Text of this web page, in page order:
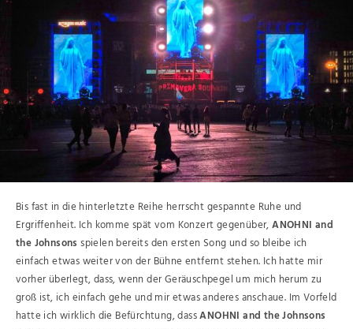
Bis fast in die hinterletzte Reihe herrscht gespannte Ruhe und
Ergriffenheit. Ich komme spät vom Konzert gegenüber,ANOHNI and
the Johnsons spielen bereits den ersten Song und so bleibe ich
einfach etwas weiter von der Bühne entfernt stehen. Ich hatte mir
vorher überlegt, dass, wenn der Geräuschpegel um mich herum zu
groß ist, ich einfach gehe und mir etwas anderes anschaue. Im Vorfeld
hatte ich wirklich die Befürchtung, dassANOHNI and the Johnsons